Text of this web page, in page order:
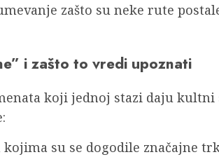
zašto su neke rute
i zašto to vredi upoznati
koji jednoj stazi daju kultni
su se dogodile značajne